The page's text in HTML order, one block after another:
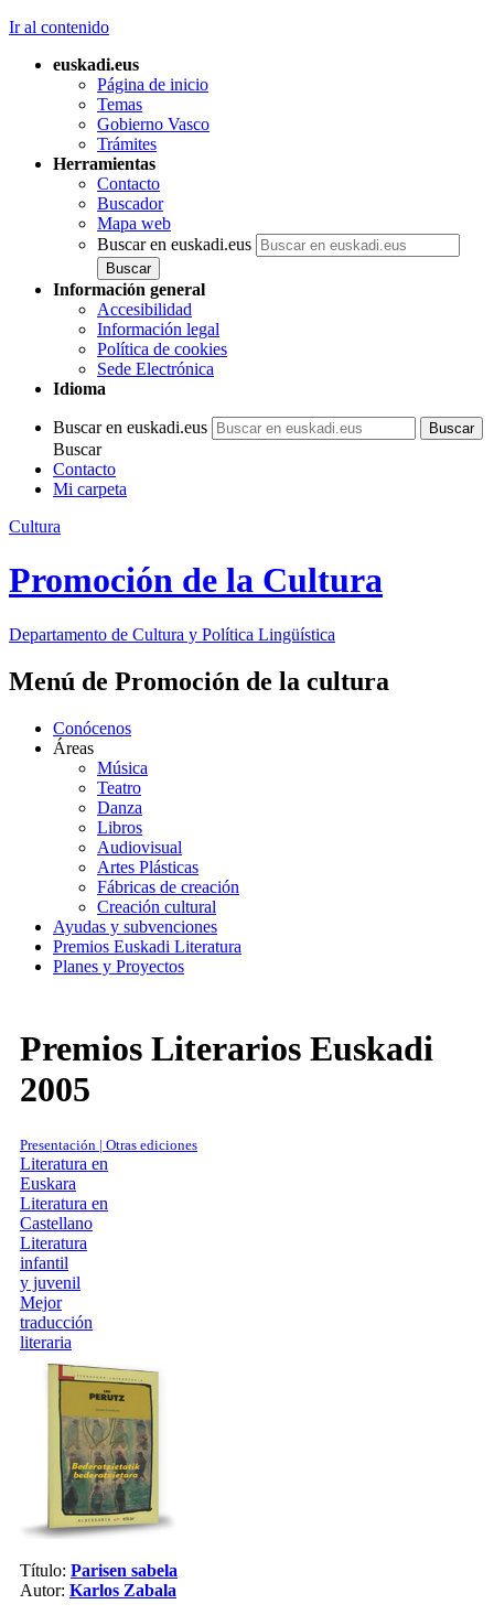
Ir al contenido
euskadi.eus
Página de inicio
Temas
Gobierno Vasco
Trámites
Herramientas
Contacto
Buscador
Mapa web
Buscar en euskadi.eus
Información general
Accesibilidad
Información legal
Política de cookies
Sede Electrónica
Idioma
Buscar en euskadi.eus
Buscar
Contacto
Mi carpeta
Cultura
Promoción de la Cultura
Departamento de Cultura y Política Lingüística
Menú de Promoción de la cultura
Conócenos
Áreas
Música
Teatro
Danza
Libros
Audiovisual
Artes Plásticas
Fábricas de creación
Creación cultural
Ayudas y subvenciones
Premios Euskadi Literatura
Planes y Proyectos
Premios Literarios Euskadi
2005
Presentación | Otras ediciones
Literatura en
Euskara
Literatura en
Castellano
Literatura
infantil
y juvenil
Mejor
traducción
literaria
Título: Parisen sabela
Autor: Karlos Zabala